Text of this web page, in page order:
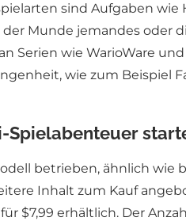
sind Aufgaben
Munde jemandes
Serien wie WarioWare
wie zum Beispiel
Spielabenteuer
betrieben, ähnlich wie
Inhalt zum Kauf
$7,99 erhältlich. Der